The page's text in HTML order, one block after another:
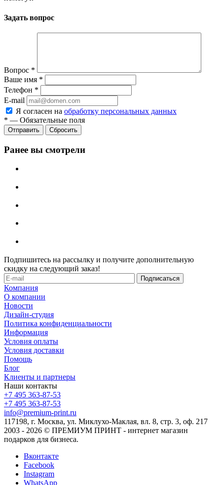
Задать вопрос
Вопрос *
Ваше имя *
Телефон *
E-mail
Я согласен на обработку персональных данных
* — Обязательные поля
Отправить Сбросить
Ранее вы смотрели
Подпишитесь на рассылку и получите дополнительную
скидку на следующий заказ!
Компания
О компании
Новости
Дизайн-студия
Политика конфиденциальности
Информация
Условия оплаты
Условия доставки
Помощь
Блог
Клиенты и партнеры
Наши контакты
+7 495 363-87-53
+7 495 363-87-53
info@premium-print.ru
117198, г. Москва, ул. Миклухо-Маклая, вл. 8, стр. 3, оф. 217
2003 - 2026 © ПРЕМИУМ ПРИНТ - интернет магазин
подарков для бизнеса.
Вконтакте
Facebook
Instagram
WhatsApp